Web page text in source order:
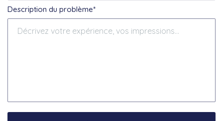
Description du problème*